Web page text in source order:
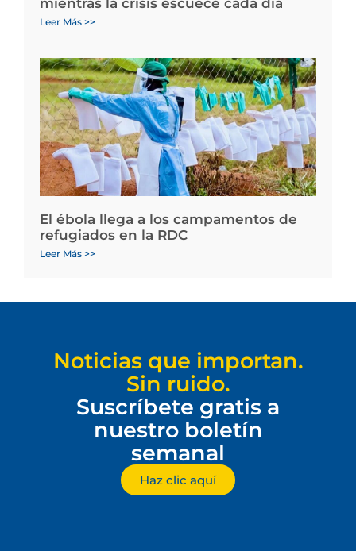
Leer Más >>
El ébola llega a los campamentos de
refugiados en la RDC
Leer Más >>
Noticias que importan.
Sin ruido.
Suscríbete gratis a
nuestro boletín
semanal
Haz clic aquí